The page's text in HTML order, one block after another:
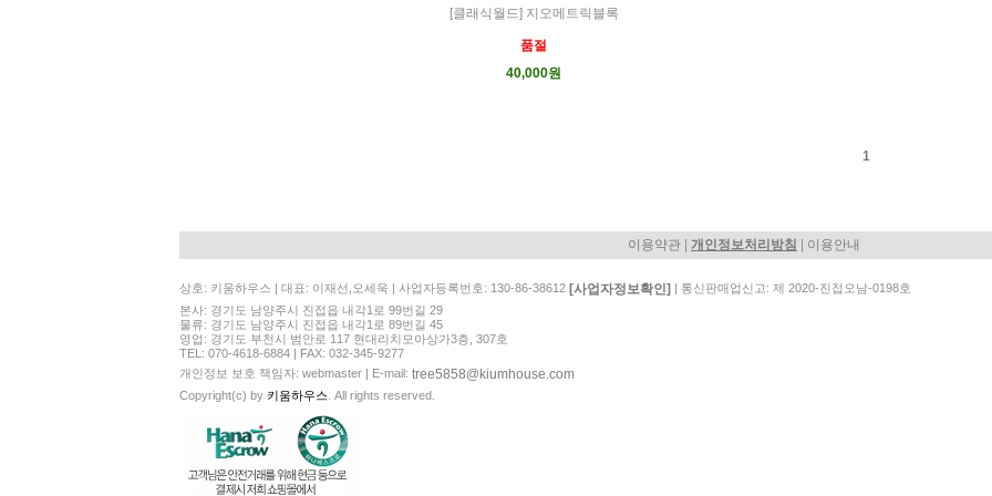
[클래식월드] 지오메트릭블록
품절
40,000원
1
이용약관 개인정보처리방침 이용안내
상호: 키움하우스 | 대표: 이재선,오세욱 | 사업자등록번호: 130-86-38612 [사업자정보확인]
| 통신판매업신고: 제 2020-진접오남-0198호
본사: 경기도 남양주시 진접읍 내각1로 99번길 29
물류: 경기도 남양주시 진접읍 내각1로 89번길 45
영업: 경기도 부천시 범안로 117 현대리치모아상가3층, 307호
TEL: 070-4618-6884 | FAX: 032-345-9277
개인정보 보호 책임자: webmaster | E-mail: tree5858@kiumhouse.com
Copyright(c) by 키움하우스 . All rights reserved.